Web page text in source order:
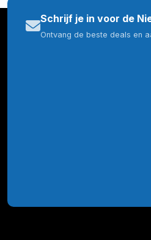
Schrijf je in voor de
Ontvang de beste deals en